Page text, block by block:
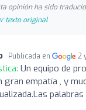
opinión ha sido
texto original
Publicada en 2
Un equipo de
empatía , y